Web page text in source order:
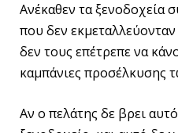
Ανέκαθεν τα ξενοδοχεία
που δεν
δεν τους επέτρεπε να
καμπάνιες προσέλκυσης
Αν ο πελάτης δε βρει